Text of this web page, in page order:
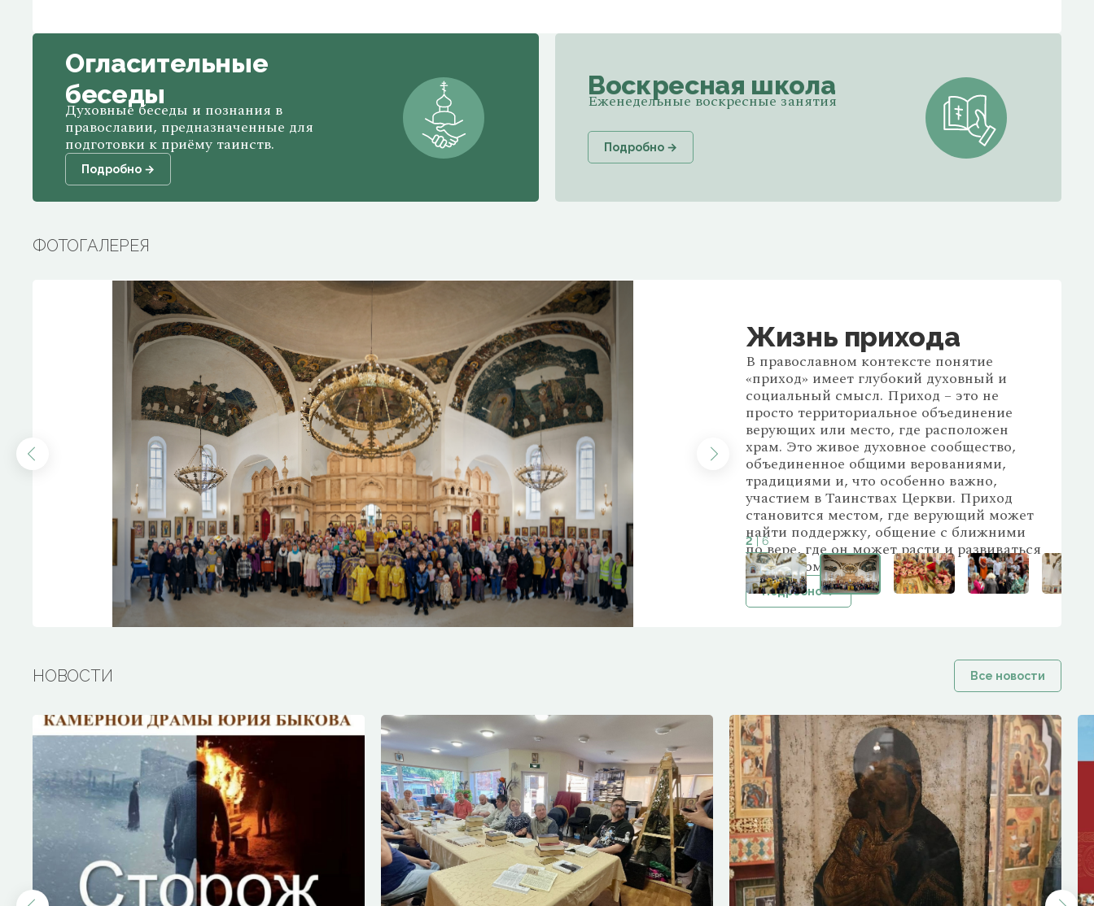
Огласительные
беседы
Духовные беседы и познания в
православии, предназначенные для
подготовки к приёму таинств.
Подробно →
Воскресная школа
Еженедельные воскресные занятия
Подробно →
ФОТОГАЛЕРЕЯ
Жизнь прихода
В православном контексте понятие
«приход» имеет глубокий духовный и
социальный смысл. Приход – это не
просто территориальное объединение
верующих или место, где расположен
храм. Это живое духовное сообщество,
объединенное общими верованиями,
традициями и, что особенно важно,
участием в Таинствах Церкви. Приход
становится местом, где верующий может
найти поддержку, общение с ближними
по вере, где он может расти и развиваться
в духовном плане.
Подробно →
3| 6
НОВОСТИ Все новости